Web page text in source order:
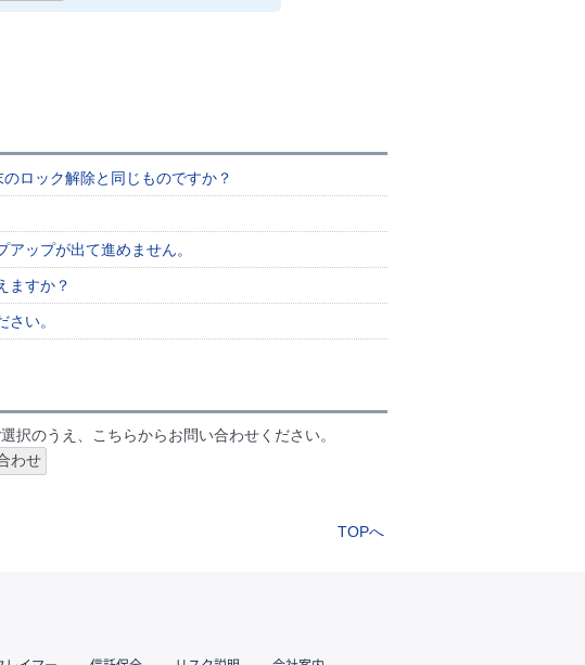
ロック解除と同じものですか？
ップが出て進めません。
ますか？
い。
択のうえ、こちらからお問い合わせください。
TOPへ